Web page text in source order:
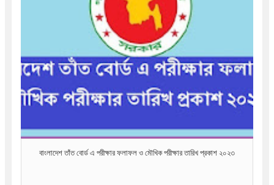
বাংলাদেশ তাঁত বোর্ড এ পরীক্ষার ফলাফল ও মৌখিক পরীক্ষার তারিখ প্রকাশ ২০২৩